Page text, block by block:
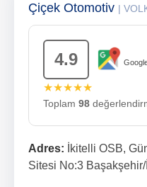
Çiçek Otomotiv |
4.9
★★★★★
Toplam 98
Adres: İkitelli OSB,
Sitesi No:3 Başakşehir/